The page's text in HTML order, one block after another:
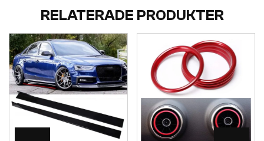
RELATERADE PRODUKTER